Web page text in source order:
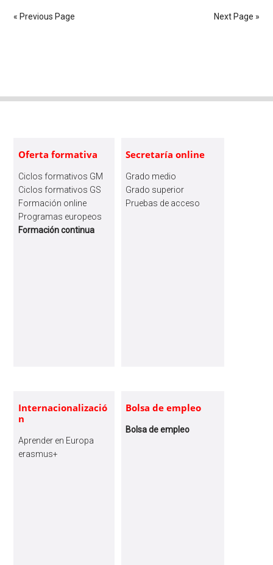
UPNA
« Previous Page Next Page »
Oferta formativa
Ciclos formativos GM
Ciclos formativos GS
Formación online
Programas europeos
Formación continua
Secretaría online
Grado medio
Grado superior
Pruebas de acceso
Internacionalizació
n
Aprender en Europa
erasmus+
Bolsa de empleo
Bolsa de empleo